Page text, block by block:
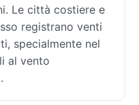
Le città costiere e
registrano venti
specialmente nel
al vento